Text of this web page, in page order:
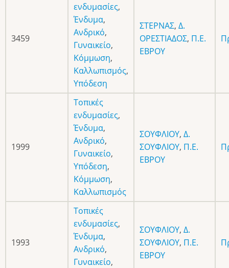
3459
ενδυμασίες,
Ένδυμα,
Ανδρικό,
Γυναικείο,
Κόμμωση,
Καλλωπισμός,
Υπόδεση
ΣΤΕΡΝΑΣ, Δ.
ΟΡΕΣΤΙΑΔΟΣ, Π.Ε.
ΕΒΡΟΥ
1999
Τοπικές
ενδυμασίες,
Ένδυμα,
Ανδρικό,
Γυναικείο,
Υπόδεση,
Κόμμωση,
Καλλωπισμός
ΣΟΥΦΛΙΟΥ, Δ.
ΣΟΥΦΛΙΟΥ, Π.Ε.
ΕΒΡΟΥ
1993
Τοπικές
ενδυμασίες,
Ένδυμα,
Ανδρικό,
Γυναικείο,
ΣΟΥΦΛΙΟΥ, Δ.
ΣΟΥΦΛΙΟΥ, Π.Ε.
ΕΒΡΟΥ